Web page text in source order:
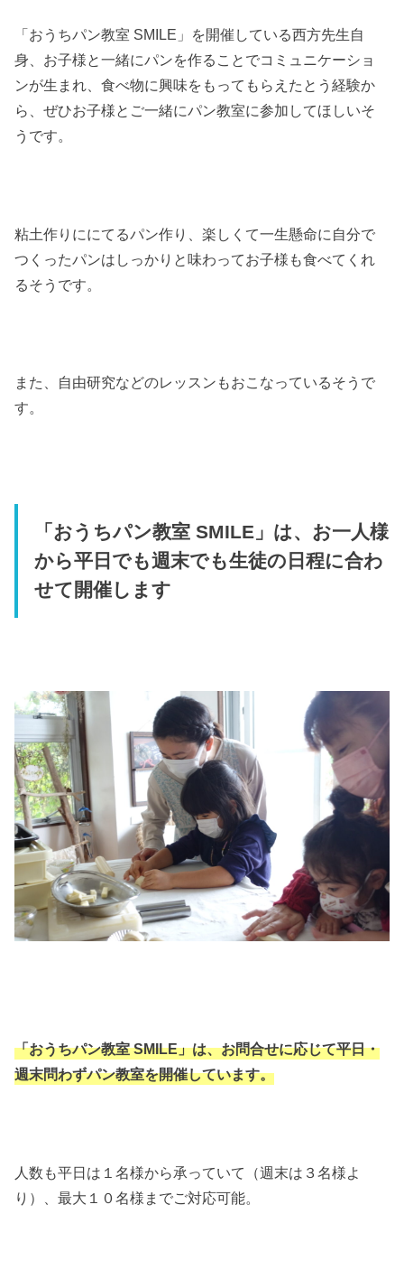
「おうちパン教室 SMILE」を開催している西方先生自
身、お子様と一緒にパンを作ることでコミュニケーショ
ンが生まれ、食べ物に興味をもってもらえたとう経験か
ら、ぜひお子様とご一緒にパン教室に参加してほしいそ
うです。
粘土作りににてるパン作り、楽しくて一生懸命に自分で
つくったパンはしっかりと味わってお子様も食べてくれ
るそうです。
また、自由研究などのレッスンもおこなっているそうで
す。
「おうちパン教室 SMILE」は、お一人様
から平日でも週末でも生徒の日程に合わ
せて開催します
「おうちパン教室 SMILE」は、お問合せに応じて平日・
週末問わずパン教室を開催しています。
人数も平日は１名様から承っていて（週末は３名様よ
り）、最大１０名様までご対応可能。